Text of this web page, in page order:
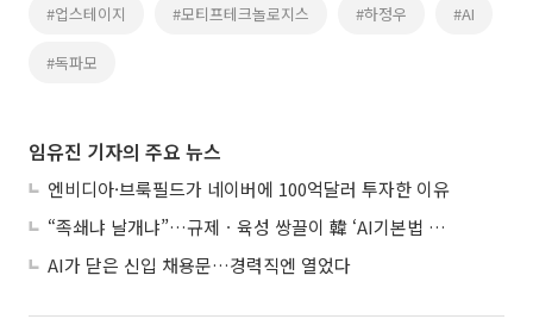
#업스테이지 #모티프테크놀로지스 #하정우 #AI
#독파모
임유진 기자의 주요 뉴스
엔비디아·브룩필드가 네이버에 100억달러 투자한 이유
“족쇄냐 날개냐”…규제ㆍ육성 쌍끌이 韓 ‘AI기본법 개정안’ 오늘 시행
AI가 닫은 신입 채용문…경력직엔 열었다